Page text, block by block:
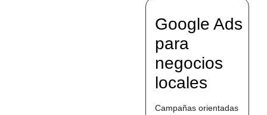
Google Ads
para
negocios
locales
Campañas orientadas